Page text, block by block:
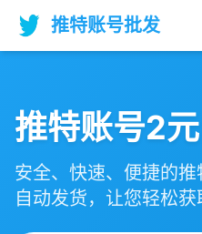
推特账号批发
推特账号2
安全、快速、便捷的
自动发货，让您轻松获